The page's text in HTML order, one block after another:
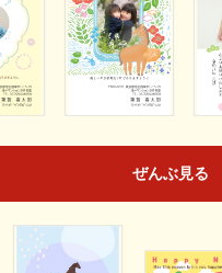
ぜんぶ見る